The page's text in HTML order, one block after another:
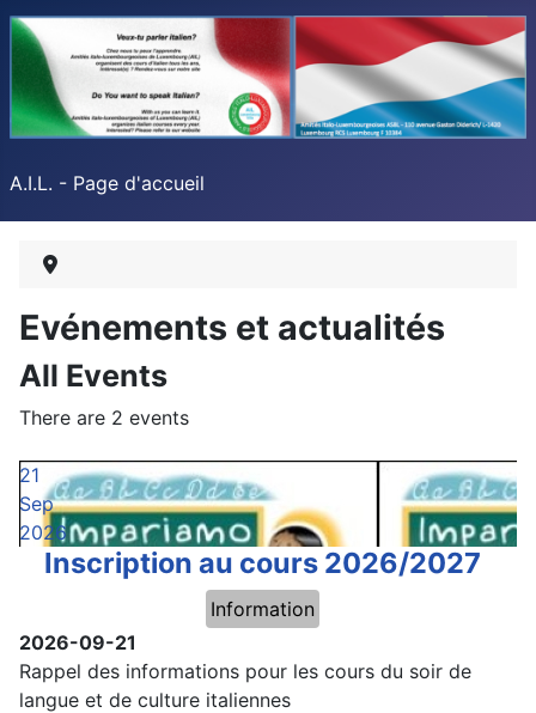
A.I.L. - Page d'accueil
Evénements et actualités
All Events
There are 2 events
21
Sep
2026
Inscription au cours 2026/2027
Information
2026-09-21
Rappel des informations pour les cours du soir de
langue et de culture italiennes